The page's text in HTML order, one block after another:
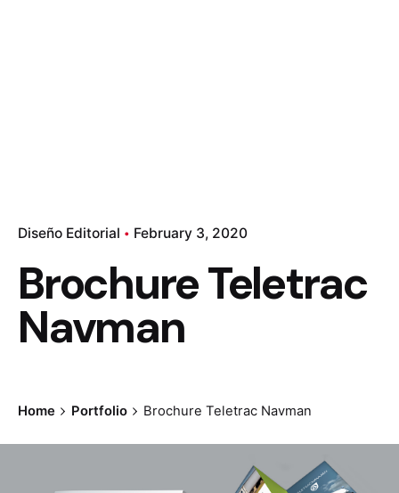
Diseño Editorial February 3, 2020
Brochure Teletrac
Navman
Home Portfolio Brochure Teletrac Navman